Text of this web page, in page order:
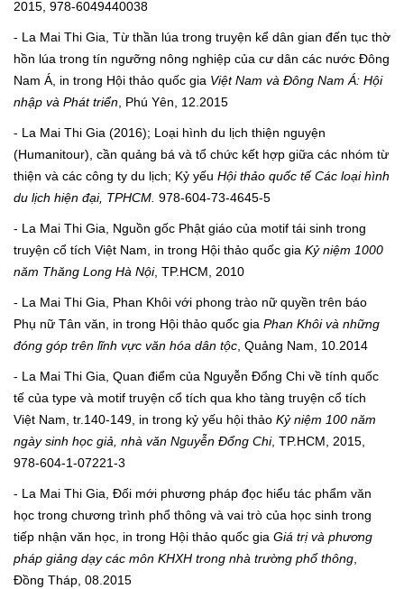
2015, 978-6049440038
- La Mai Thi Gia, Từ thần lúa trong truyện kể dân gian đến tục thờ
hồn lúa trong tín ngưỡng nông nghiệp của cư dân các nước Đông
Nam Á, in trong Hội thảo quốc gia Việt Nam và Đông Nam Á: Hội
nhập và Phát triển, Phú Yên, 12.2015
- La Mai Thi Gia (2016); Loại hình du lịch thiện nguyện
(Humanitour), cần quảng bá và tổ chức kết hợp giữa các nhóm từ
thiện và các công ty du lịch; Kỷ yếu Hội thảo quốc tế Các loại hình
du lịch hiện đại, TPHCM. 978-604-73-4645-5
- La Mai Thi Gia, Nguồn gốc Phật giáo của motif tái sinh trong
truyện cổ tích Việt Nam, in trong Hội thảo quốc gia Kỷ niệm 1000
năm Thăng Long Hà Nội, TP.HCM, 2010
- La Mai Thi Gia, Phan Khôi với phong trào nữ quyền trên báo
Phụ nữ Tân văn, in trong Hội thảo quốc gia Phan Khôi và những
đóng góp trên lĩnh vực văn hóa dân tộc, Quảng Nam, 10.2014
- La Mai Thi Gia, Quan điểm của Nguyễn Đổng Chi về tính quốc
tế của type và motif truyện cổ tích qua kho tàng truyện cổ tích
Việt Nam, tr.140-149, in trong kỷ yếu hội thảo Kỷ niệm 100 năm
ngày sinh học giả, nhà văn Nguyễn Đổng Chi, TP.HCM, 2015,
978-604-1-07221-3
- La Mai Thi Gia, Đối mới phương pháp đọc hiểu tác phẩm văn
học trong chương trình phổ thông và vai trò của học sinh trong
tiếp nhận văn học, in trong Hội thảo quốc gia Giá trị và phương
pháp giảng dạy các môn KHXH trong nhà trường phổ thông,
Đồng Tháp, 08.2015